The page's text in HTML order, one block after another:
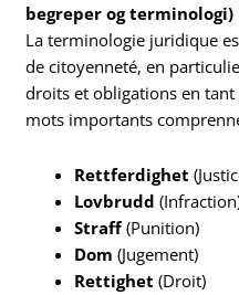
begreper og terminologi)
La terminologie juridique
de citoyenneté, en
droits et obligations en
mots importants
Rettferdighet
Lovbrudd
Straff(Punition)
Dom (Jugement)
Rettighet (Droit)